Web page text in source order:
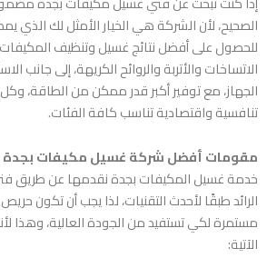
الصحيح، لأن الشركة هي الخيار الأمثل لك الذي
للحصول على أفضل نتائج غسيل وتنظيف
الاتساخات والأتربة والروائح الكريهة، إلى جانب
الجهاز، مع توفير أكبر قدر ممكن من الطاقة،
تنافسية واقتصادية تناسب كافة الفئات.
مقومات أفضل شركة غسيل مكيفات بجدة
خدمة غسيل المكيفات بجدة نقدمها عن طريق
الرائد طبقًا لأحدث التقنيات، لذا يجب أن تكون
مستمرة لكي تستفيد من الجودة العالية، وهذا
الآتية: